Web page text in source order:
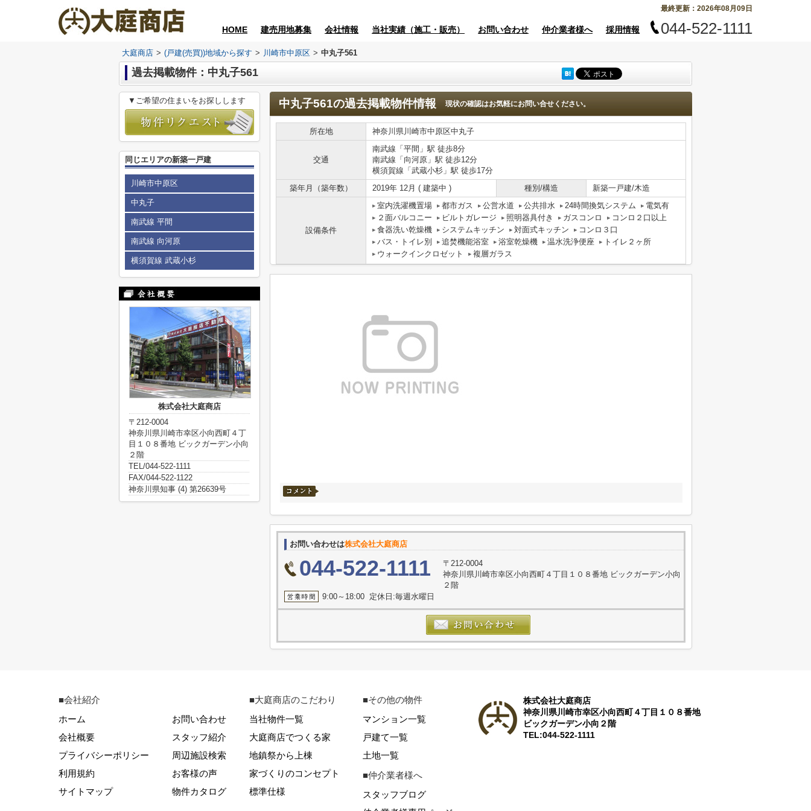
最終更新：2026年08月09日
HOME 建売用地募集 会社情報 当社実績（施工・販売） お問い合わせ 仲介業者様へ 採用情報 044-522-1111
大庭商店 > (戸建(売買))地域から探す > 川崎市中原区 > 中丸子561
過去掲載物件：中丸子561
中丸子561の過去掲載物件情報 現状の確認はお気軽にお問い合せください。
所在地 神奈川県川崎市中原区中丸子
交通
南武線「平間」駅 徒歩8分
南武線「向河原」駅 徒歩12分
横須賀線「武蔵小杉」駅 徒歩17分
築年月（築年数）
2019年 12月 ( 建築中 ) 種別/構造 新築一戸建/木造
設備条件
室内洗濯機置場 都市ガス 公営水道 公共排水 24時間換気システム
電気有
２面バルコニー
ビルトガレージ 照明器具付き ガスコンロ
コンロ２口以上
食器洗い乾燥機
システムキッチン 対面式キッチン
コンロ３口
バス・トイレ別
追焚機能浴室 浴室乾燥機 温水洗浄便座
トイレ２ヶ所
ウォークインクロゼット
複層ガラス
お問い合わせは株式会社大庭商店
044-522-1111
〒212-0004
神奈川県川崎市幸区小向西町４丁目１０８番地 ビックガーデン小向
２階
9:00～18:00 定休日:毎週水曜日
▼ご希望の住まいをお探しします
同じエリアの新築一戸建
川崎市中原区
中丸子
南武線 平間
南武線 向河原
横須賀線 武蔵小杉
株式会社大庭商店
〒212-0004
神奈川県川崎市幸区小向西町４丁
目１０８番地 ビックガーデン小向
２階
TEL/044-522-1111
FAX/044-522-1122
神奈川県知事 (4) 第26639号
■会社紹介
ホーム
会社概要
プライバシーポリシー
利用規約
サイトマップ
お問い合わせ
スタッフ紹介
周辺施設検索
お客様の声
物件カタログ
■大庭商店のこだわり
当社物件一覧
大庭商店でつくる家
地鎮祭から上棟
家づくりのコンセプト
標準仕様
■その他の物件
マンション一覧
戸建て一覧
土地一覧
■仲介業者様へ
スタッフブログ
株式会社大庭商店
神奈川県川崎市幸区小向西町４丁目１０８番地
ビックガーデン小向２階
TEL:044-522-1111